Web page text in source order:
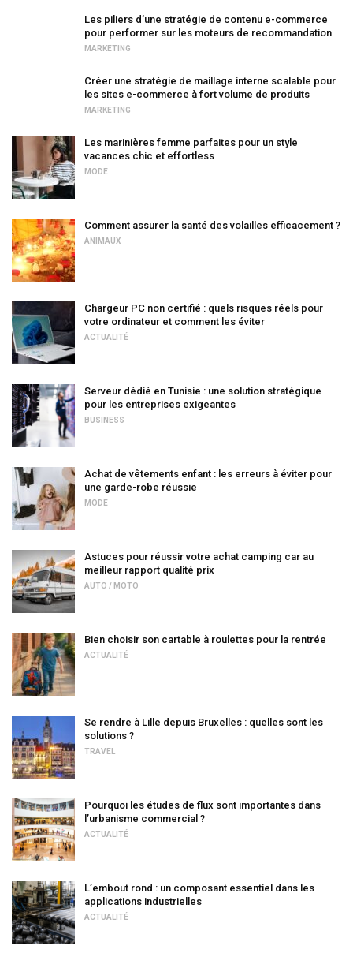
Les piliers d’une stratégie de contenu e-commerce
pour performer sur les moteurs de recommandation
MARKETING
Créer une stratégie de maillage interne scalable pour
les sites e-commerce à fort volume de produits
MARKETING
Les marinières femme parfaites pour un style
vacances chic et effortless
MODE
Comment assurer la santé des volailles efficacement ?
ANIMAUX
Chargeur PC non certifié : quels risques réels pour
votre ordinateur et comment les éviter
ACTUALITÉ
Serveur dédié en Tunisie : une solution stratégique
pour les entreprises exigeantes
BUSINESS
Achat de vêtements enfant : les erreurs à éviter pour
une garde-robe réussie
MODE
Astuces pour réussir votre achat camping car au
meilleur rapport qualité prix
AUTO / MOTO
Bien choisir son cartable à roulettes pour la rentrée
ACTUALITÉ
Se rendre à Lille depuis Bruxelles : quelles sont les
solutions ?
TRAVEL
Pourquoi les études de flux sont importantes dans
l’urbanisme commercial ?
ACTUALITÉ
L’embout rond : un composant essentiel dans les
applications industrielles
ACTUALITÉ